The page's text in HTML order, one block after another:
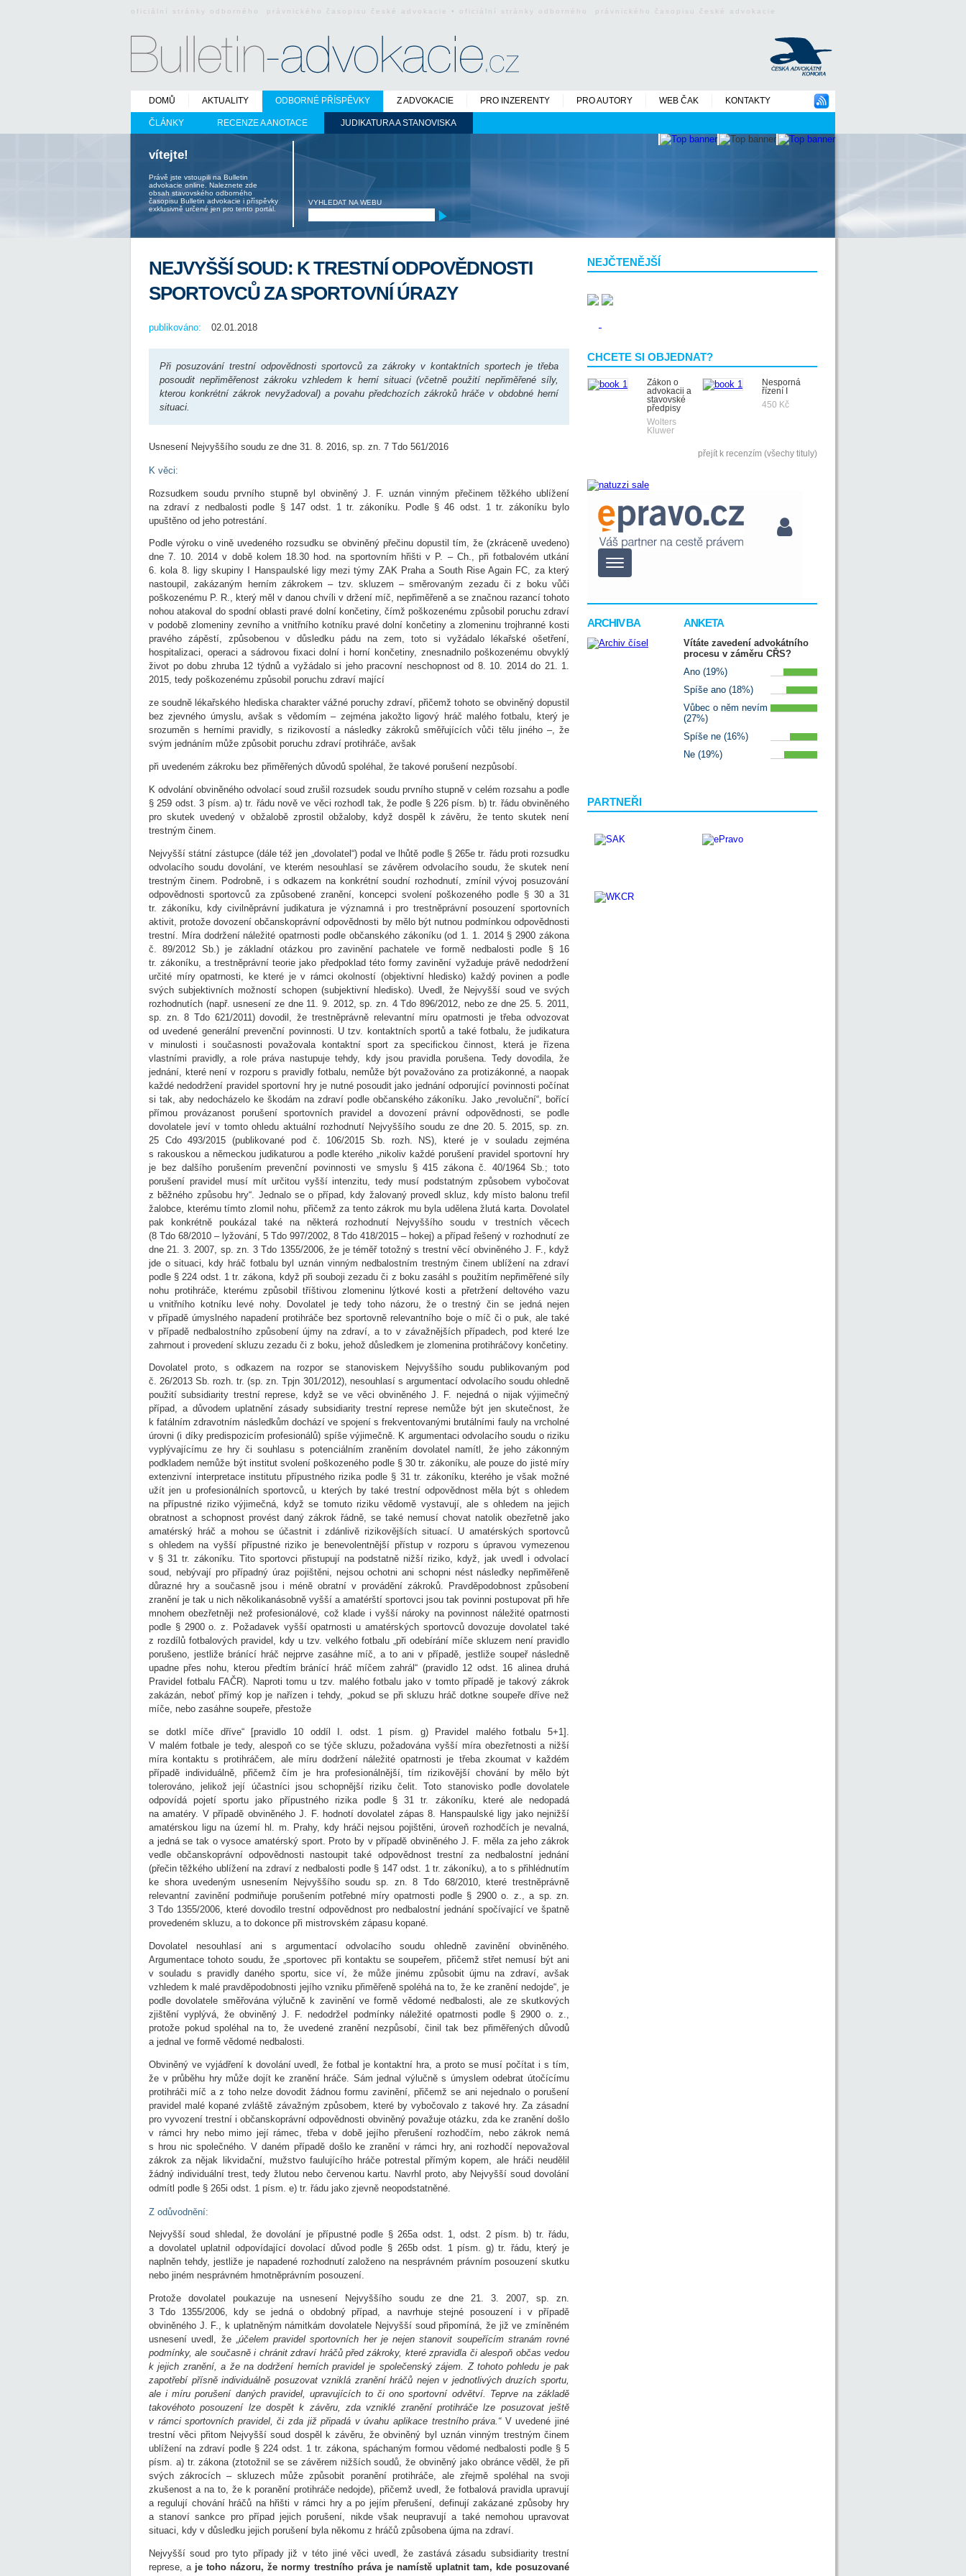
oficiální stránky odborného právnického časopisu české advokacie • oficiální stránky odborného právnického časopisu české advokacie
DOMŮ AKTUALITY ODBORNÉ PŘÍSPĚVKY
ČLÁNKY RECENZE A ANOTACE JUDIKATURA A STANOVISKA
Z ADVOKACIE PRO INZERENTY PRO AUTORY WEB ČAK KONTAKTY
vítejte!
Právě jste vstoupili na Bulletin
advokacie online. Naleznete zde
obsah stavovského odborného
časopisu Bulletin advokacie i příspěvky
exklusivně určené jen pro tento portál.
VYHLEDAT NA WEBU
NEJČTENĚJŠÍ
CHCETE SI OBJEDNAT?
Zákon o
advokacii a
stavovské
předpisy
Wolters
Kluwer
Nesporná
řízení I
450 Kč
přejít k recenzím (všechy tituly)
ARCHIV BA ANKETA
Vítáte zavedení advokátního
procesu v záměru CŘS?
Ano (19%)
Spíše ano (18%)
Vůbec o něm nevím
(27%)
Spíše ne (16%)
Ne (19%)
PARTNEŘI
NEJVYŠŠÍ SOUD: K TRESTNÍ ODPOVĚDNOSTI
SPORTOVCŮ ZA SPORTOVNÍ ÚRAZY
publikováno: 02.01.2018
Při posuzování trestní odpovědnosti sportovců za zákroky v kontaktních sportech je třeba
posoudit nepřiměřenost zákroku vzhledem k herní situaci (včetně použití nepřiměřené síly,
kterou konkrétní zákrok nevyžadoval) a povahu předchozích zákroků hráče v obdobné herní
situaci.
Usnesení Nejvyššího soudu ze dne 31. 8. 2016, sp. zn. 7 Tdo 561/2016
K věci:
Rozsudkem soudu prvního stupně byl obviněný J. F. uznán vinným přečinem těžkého ublížení
na zdraví z nedbalosti podle § 147 odst. 1 tr. zákoníku. Podle § 46 odst. 1 tr. zákoníku bylo
upuštěno od jeho potrestání.
Podle výroku o vině uvedeného rozsudku se obviněný přečinu dopustil tím, že (zkráceně uvedeno)
dne 7. 10. 2014 v době kolem 18.30 hod. na sportovním hřišti v P. – Ch., při fotbalovém utkání
6. kola 8. ligy skupiny I Hanspaulské ligy mezi týmy ZAK Praha a South Rise Again FC, za který
nastoupil, zakázaným herním zákrokem – tzv. skluzem – směrovaným zezadu či z boku vůči
poškozenému P. R., který měl v danou chvíli v držení míč, nepřiměřeně a se značnou razancí tohoto
nohou atakoval do spodní oblasti pravé dolní končetiny, čímž poškozenému způsobil poruchu zdraví
v podobě zlomeniny zevního a vnitřního kotníku pravé dolní končetiny a zlomeninu trojhranné kosti
pravého zápěstí, způsobenou v důsledku pádu na zem, toto si vyžádalo lékařské ošetření,
hospitalizaci, operaci a sádrovou fixaci dolní i horní končetiny, znesnadnilo poškozenému obvyklý
život po dobu zhruba 12 týdnů a vyžádalo si jeho pracovní neschopnost od 8. 10. 2014 do 21. 1.
2015, tedy poškozenému způsobil poruchu zdraví mající
ze soudně lékařského hlediska charakter vážné poruchy zdraví, přičemž tohoto se obviněný dopustil
bez zjevného úmyslu, avšak s vědomím – zejména jakožto ligový hráč malého fotbalu, který je
srozuměn s herními pravidly, s rizikovostí a následky zákroků směřujících vůči tělu jiného –, že
svým jednáním může způsobit poruchu zdraví protihráče, avšak
při uvedeném zákroku bez přiměřených důvodů spoléhal, že takové porušení nezpůsobí.
K odvolání obviněného odvolací soud zrušil rozsudek soudu prvního stupně v celém rozsahu a podle
§ 259 odst. 3 písm. a) tr. řádu nově ve věci rozhodl tak, že podle § 226 písm. b) tr. řádu obviněného
pro skutek uvedený v obžalobě zprostil obžaloby, když dospěl k závěru, že tento skutek není
trestným činem.
Nejvyšší státní zástupce (dále též jen „dovolatel“) podal ve lhůtě podle § 265e tr. řádu proti rozsudku
odvolacího soudu dovolání, ve kterém nesouhlasí se závěrem odvolacího soudu, že skutek není
trestným činem. Podrobně, i s odkazem na konkrétní soudní rozhodnutí, zmínil vývoj posuzování
odpovědnosti sportovců za způsobené zranění, koncepci svolení poškozeného podle § 30 a 31
tr. zákoníku, kdy civilněprávní judikatura je významná i pro trestněprávní posouzení sportovních
aktivit, protože dovození občanskoprávní odpovědnosti by mělo být nutnou podmínkou odpovědnosti
trestní. Míra dodržení náležité opatrnosti podle občanského zákoníku (od 1. 1. 2014 § 2900 zákona
č. 89/2012 Sb.) je základní otázkou pro zavinění pachatele ve formě nedbalosti podle § 16
tr. zákoníku, a trestněprávní teorie jako předpoklad této formy zavinění vyžaduje právě nedodržení
určité míry opatrnosti, ke které je v rámci okolností (objektivní hledisko) každý povinen a podle
svých subjektivních možností schopen (subjektivní hledisko). Uvedl, že Nejvyšší soud ve svých
rozhodnutích (např. usnesení ze dne 11. 9. 2012, sp. zn. 4 Tdo 896/2012, nebo ze dne 25. 5. 2011,
sp. zn. 8 Tdo 621/2011) dovodil, že trestněprávně relevantní míru opatrnosti je třeba odvozovat
od uvedené generální prevenční povinnosti. U tzv. kontaktních sportů a také fotbalu, že judikatura
v minulosti i současnosti považovala kontaktní sport za specifickou činnost, která je řízena
vlastními pravidly, a role práva nastupuje tehdy, kdy jsou pravidla porušena. Tedy dovodila, že
jednání, které není v rozporu s pravidly fotbalu, nemůže být považováno za protizákonné, a naopak
každé nedodržení pravidel sportovní hry je nutné posoudit jako jednání odporující povinnosti počínat
si tak, aby nedocházelo ke škodám na zdraví podle občanského zákoníku. Jako „revoluční“, bořící
přímou provázanost porušení sportovních pravidel a dovození právní odpovědnosti, se podle
dovolatele jeví v tomto ohledu aktuální rozhodnutí Nejvyššího soudu ze dne 20. 5. 2015, sp. zn.
25 Cdo 493/2015 (publikované pod č. 106/2015 Sb. rozh. NS), které je v souladu zejména
s rakouskou a německou judikaturou a podle kterého „nikoliv každé porušení pravidel sportovní hry
je bez dalšího porušením prevenční povinnosti ve smyslu § 415 zákona č. 40/1964 Sb.; toto
porušení pravidel musí mít určitou vyšší intenzitu, tedy musí podstatným způsobem vybočovat
z běžného způsobu hry“. Jednalo se o případ, kdy žalovaný provedl skluz, kdy místo balonu trefil
žalobce, kterému tímto zlomil nohu, přičemž za tento zákrok mu byla udělena žlutá karta. Dovolatel
pak konkrétně poukázal také na některá rozhodnutí Nejvyššího soudu v trestních věcech
(8 Tdo 68/2010 – lyžování, 5 Tdo 997/2002, 8 Tdo 418/2015 – hokej) a případ řešený v rozhodnutí ze
dne 21. 3. 2007, sp. zn. 3 Tdo 1355/2006, že je téměř totožný s trestní věcí obviněného J. F., když
jde o situaci, kdy hráč fotbalu byl uznán vinným nedbalostním trestným činem ublížení na zdraví
podle § 224 odst. 1 tr. zákona, když při souboji zezadu či z boku zasáhl s použitím nepřiměřené síly
nohu protihráče, kterému způsobil tříštivou zlomeninu lýtkové kosti a přetržení deltového vazu
u vnitřního kotníku levé nohy. Dovolatel je tedy toho názoru, že o trestný čin se jedná nejen
v případě úmyslného napadení protihráče bez sportovně relevantního boje o míč či o puk, ale také
v případě nedbalostního způsobení újmy na zdraví, a to v závažnějších případech, pod které lze
zahrnout i provedení skluzu zezadu či z boku, jehož důsledkem je zlomenina protihráčovy končetiny.
Dovolatel proto, s odkazem na rozpor se stanoviskem Nejvyššího soudu publikovaným pod
č. 26/2013 Sb. rozh. tr. (sp. zn. Tpjn 301/2012), nesouhlasí s argumentací odvolacího soudu ohledně
použití subsidiarity trestní represe, když se ve věci obviněného J. F. nejedná o nijak výjimečný
případ, a důvodem uplatnění zásady subsidiarity trestní represe nemůže být jen skutečnost, že
k fatálním zdravotním následkům dochází ve spojení s frekventovanými brutálními fauly na vrcholné
úrovni (i díky predispozicím profesionálů) spíše výjimečně. K argumentaci odvolacího soudu o riziku
vyplývajícímu ze hry či souhlasu s potenciálním zraněním dovolatel namítl, že jeho zákonným
podkladem nemůže být institut svolení poškozeného podle § 30 tr. zákoníku, ale pouze do jisté míry
extenzivní interpretace institutu přípustného rizika podle § 31 tr. zákoníku, kterého je však možné
užít jen u profesionálních sportovců, u kterých by také trestní odpovědnost měla být s ohledem
na přípustné riziko výjimečná, když se tomuto riziku vědomě vystavují, ale s ohledem na jejich
obratnost a schopnost provést daný zákrok řádně, se také nemusí chovat natolik obezřetně jako
amatérský hráč a mohou se účastnit i zdánlivě rizikovějších situací. U amatérských sportovců
s ohledem na vyšší přípustné riziko je benevolentnější přístup v rozporu s úpravou vymezenou
v § 31 tr. zákoníku. Tito sportovci přistupují na podstatně nižší riziko, když, jak uvedl i odvolací
soud, nebývají pro případný úraz pojištěni, nejsou ochotni ani schopni nést následky nepřiměřeně
důrazné hry a současně jsou i méně obratní v provádění zákroků. Pravděpodobnost způsobení
zranění je tak u nich několikanásobně vyšší a amatérští sportovci jsou tak povinni postupovat při hře
mnohem obezřetněji než profesionálové, což klade i vyšší nároky na povinnost náležité opatrnosti
podle § 2900 o. z. Požadavek vyšší opatrnosti u amatérských sportovců dovozuje dovolatel také
z rozdílů fotbalových pravidel, kdy u tzv. velkého fotbalu „při odebírání míče skluzem není pravidlo
porušeno, jestliže bránící hráč nejprve zasáhne míč, a to ani v případě, jestliže soupeř následně
upadne přes nohu, kterou předtím bránící hráč míčem zahrál“ (pravidlo 12 odst. 16 alinea druhá
Pravidel fotbalu FAČR). Naproti tomu u tzv. malého fotbalu jako v tomto případě je takový zákrok
zakázán, neboť přímý kop je nařízen i tehdy, „pokud se při skluzu hráč dotkne soupeře dříve než
míče, nebo zasáhne soupeře, přestože
se dotkl míče dříve“ [pravidlo 10 oddíl I. odst. 1 písm. g) Pravidel malého fotbalu 5+1].
V malém fotbale je tedy, alespoň co se týče skluzu, požadována vyšší míra obezřetnosti a nižší
míra kontaktu s protihráčem, ale míru dodržení náležité opatrnosti je třeba zkoumat v každém
případě individuálně, přičemž čím je hra profesionálnější, tím rizikovější chování by mělo být
tolerováno, jelikož její účastníci jsou schopnější riziku čelit. Toto stanovisko podle dovolatele
odpovídá pojetí sportu jako přípustného rizika podle § 31 tr. zákoníku, které ale nedopadá
na amatéry. V případě obviněného J. F. hodnotí dovolatel zápas 8. Hanspaulské ligy jako nejnižší
amatérskou ligu na území hl. m. Prahy, kdy hráči nejsou pojištěni, úroveň rozhodčích je nevalná,
a jedná se tak o vysoce amatérský sport. Proto by v případě obviněného J. F. měla za jeho zákrok
vedle občanskoprávní odpovědnosti nastoupit také odpovědnost trestní za nedbalostní jednání
(přečin těžkého ublížení na zdraví z nedbalosti podle § 147 odst. 1 tr. zákoníku), a to s přihlédnutím
ke shora uvedeným usnesením Nejvyššího soudu sp. zn. 8 Tdo 68/2010, které trestněprávně
relevantní zavinění podmiňuje porušením potřebné míry opatrnosti podle § 2900 o. z., a sp. zn.
3 Tdo 1355/2006, které dovodilo trestní odpovědnost pro nedbalostní jednání spočívající ve špatně
provedeném skluzu, a to dokonce při mistrovském zápasu kopané.
Dovolatel nesouhlasí ani s argumentací odvolacího soudu ohledně zavinění obviněného.
Argumentace tohoto soudu, že „sportovec při kontaktu se soupeřem, přičemž střet nemusí být ani
v souladu s pravidly daného sportu, sice ví, že může jinému způsobit újmu na zdraví, avšak
vzhledem k malé pravděpodobnosti jejího vzniku přiměřeně spoléhá na to, že ke zranění nedojde“, je
podle dovolatele směřována výlučně k zavinění ve formě vědomé nedbalosti, ale ze skutkových
zjištění vyplývá, že obviněný J. F. nedodržel podmínky náležité opatrnosti podle § 2900 o. z.,
protože pokud spoléhal na to, že uvedené zranění nezpůsobí, činil tak bez přiměřených důvodů
a jednal ve formě vědomé nedbalosti.
Obviněný ve vyjádření k dovolání uvedl, že fotbal je kontaktní hra, a proto se musí počítat i s tím,
že v průběhu hry může dojít ke zranění hráče. Sám jednal výlučně s úmyslem odebrat útočícímu
protihráči míč a z toho nelze dovodit žádnou formu zavinění, přičemž se ani nejednalo o porušení
pravidel malé kopané zvláště závažným způsobem, které by vybočovalo z takové hry. Za zásadní
pro vyvození trestní i občanskoprávní odpovědnosti obviněný považuje otázku, zda ke zranění došlo
v rámci hry nebo mimo její rámec, třeba v době jejího přerušení rozhodčím, nebo zákrok nemá
s hrou nic společného. V daném případě došlo ke zranění v rámci hry, ani rozhodčí nepovažoval
zákrok za nějak likvidační, mužstvo faulujícího hráče potrestal přímým kopem, ale hráči neudělil
žádný individuální trest, tedy žlutou nebo červenou kartu. Navrhl proto, aby Nejvyšší soud dovolání
odmítl podle § 265i odst. 1 písm. e) tr. řádu jako zjevně neopodstatněné.
Z odůvodnění:
Nejvyšší soud shledal, že dovolání je přípustné podle § 265a odst. 1, odst. 2 písm. b) tr. řádu,
a dovolatel uplatnil odpovídající dovolací důvod podle § 265b odst. 1 písm. g) tr. řádu, který je
naplněn tehdy, jestliže je napadené rozhodnutí založeno na nesprávném právním posouzení skutku
nebo jiném nesprávném hmotněprávním posouzení.
Protože dovolatel poukazuje na usnesení Nejvyššího soudu ze dne 21. 3. 2007, sp. zn.
3 Tdo 1355/2006, kdy se jedná o obdobný případ, a navrhuje stejné posouzení i v případě
obviněného J. F., k uplatněným námitkám dovolatele Nejvyšší soud připomíná, že již ve zmíněném
usnesení uvedl, že „účelem pravidel sportovních her je nejen stanovit soupeřícím stranám rovné
podmínky, ale současně i chránit zdraví hráčů před zákroky, které zpravidla či alespoň občas vedou
k jejich zranění, a že na dodržení herních pravidel je společenský zájem. Z tohoto pohledu je pak
zapotřebí přísně individuálně posuzovat vzniklá zranění hráčů nejen v jednotlivých druzích sportu,
ale i míru porušení daných pravidel, upravujících to či ono sportovní odvětví. Teprve na základě
takovéhoto posouzení lze dospět k závěru, zda vzniklé zranění protihráče lze posuzovat ještě
v rámci sportovních pravidel, či zda již připadá v úvahu aplikace trestního práva.“V uvedené jiné
trestní věci přitom Nejvyšší soud dospěl k závěru, že obviněný byl uznán vinným trestným činem
ublížení na zdraví podle § 224 odst. 1 tr. zákona, spáchaným formou vědomé nedbalosti podle § 5
písm. a) tr. zákona (ztotožnil se se závěrem nižších soudů, že obviněný jako obránce věděl, že při
svých zákrocích – skluzech může způsobit poranění protihráče, ale zřejmě spoléhal na svoji
zkušenost a na to, že k poranění protihráče nedojde), přičemž uvedl, že fotbalová pravidla upravují
a regulují chování hráčů na hřišti v rámci hry a po jejím přerušení, definují zakázané způsoby hry
a stanoví sankce pro případ jejich porušení, nikde však neupravují a také nemohou upravovat
situaci, kdy v důsledku jejich porušení byla někomu z hráčů způsobena újma na zdraví.
Nejvyšší soud pro tyto případy již v této jiné věci uvedl, že zastává zásadu subsidiarity trestní
represe, a je toho názoru, že normy trestního práva je namístě uplatnit tam, kde posuzované